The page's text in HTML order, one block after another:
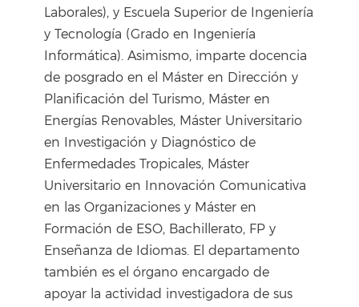
Laborales), y Escuela Superior de Ingeniería
y Tecnología (Grado en Ingeniería
Informática). Asimismo, imparte docencia
de posgrado en el Máster en Dirección y
Planificación del Turismo, Máster en
Energías Renovables, Máster Universitario
en Investigación y Diagnóstico de
Enfermedades Tropicales, Máster
Universitario en Innovación Comunicativa
en las Organizaciones y Máster en
Formación de ESO, Bachillerato, FP y
Enseñanza de Idiomas. El departamento
también es el órgano encargado de
apoyar la actividad investigadora de sus